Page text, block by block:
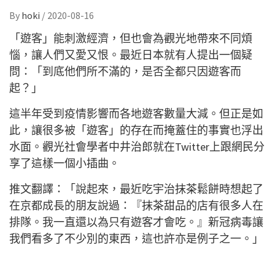
By hoki / 2020-08-16
「遊客」能刺激經濟，但也會為觀光地帶來不同煩
惱，讓人們又愛又恨。最近日本就有人提出一個疑
問：「到底他們所不滿的，是否全都只因遊客而
起？」
這半年受到疫情影響而各地遊客數量大減。但正是如
此，讓很多被「遊客」的存在而掩蓋住的事實也浮出
水面。觀光社會學者中井治郎就在Twitter上跟網民分
享了這樣一個小插曲。
推文翻譯：「說起來，最近吃宇治抹茶鬆餅時想起了
在京都成長的朋友說過：『抹茶甜品的店有很多人在
排隊。我一直還以為只有遊客才會吃。』新冠病毒讓
我們看多了不少別的東西，這也許亦是例子之一。」